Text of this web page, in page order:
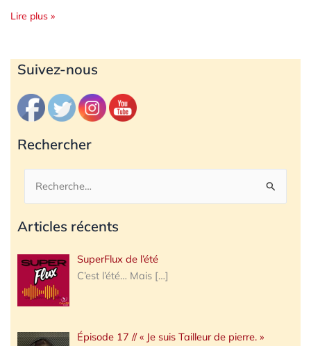
Lire plus »
Suivez-nous
Rechercher
Rechercher :
Articles récents
SuperFlux de l’été
C’est l’été… Mais […]
Épisode 17 // « Je suis Tailleur de pierre. »
Archives